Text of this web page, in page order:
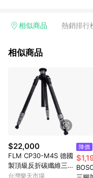
電玩/遊戲/相機/單眼/鏡頭/
的購回饋活動享Yahoo超贈
3. 訂單回饋金額將扣除運
價券等虛擬貨幣折抵 4. 大
有相關事證認定您為大宗採
相關認定以Yahoo購物中心
相似商品 熱銷排行
相似商品
$22,000
FLM CP30-M4S 德國
製頂級反折碳纖維三腳
架 送原廠腳架袋 公司
台灣樂天市場
降價